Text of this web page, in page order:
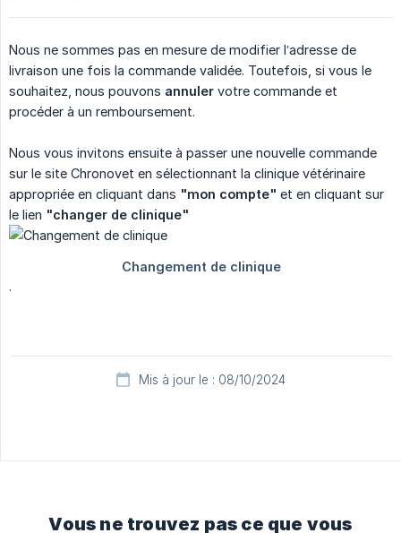
Nous ne sommes pas en mesure de modifier l’adresse de
livraison une fois la commande validée. Toutefois, si vous le
souhaitez, nous pouvons annuler votre commande et
procéder à un remboursement.
Nous vous invitons ensuite à passer une nouvelle commande
sur le site Chronovet en sélectionnant la clinique vétérinaire
appropriée en cliquant dans "mon compte" et en cliquant sur
le lien "changer de clinique"
.
Mis à jour le : 08/10/2024
Vous ne trouvez pas ce que vous